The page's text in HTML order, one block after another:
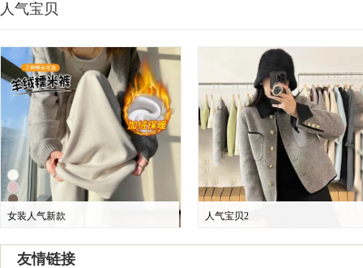
人气宝贝
女装人气新款 人气宝贝2
友情链接